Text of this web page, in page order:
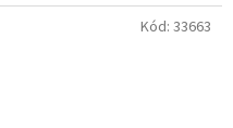
Kód: 33663